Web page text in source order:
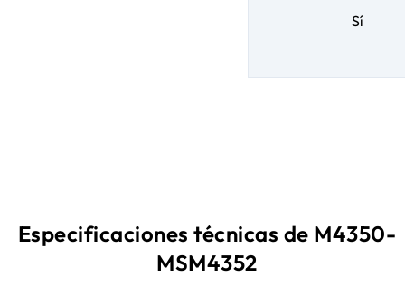
Sí
Especificaciones técnicas de M4350-
MSM4352